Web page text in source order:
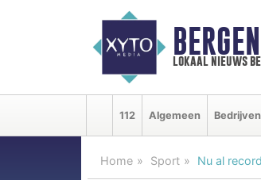
lokaal nieuws
112 Algemeen
Home Sport Nu al